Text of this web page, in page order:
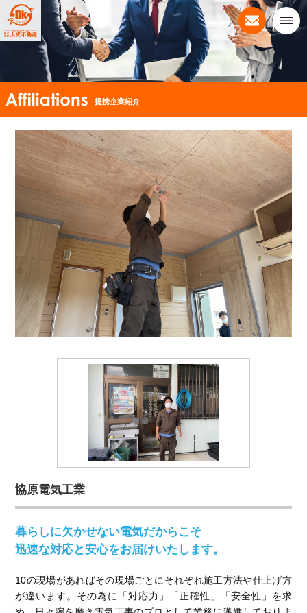
提携企業紹介
協原電気工業
暮らしに欠かせない電気だからこそ
迅速な対応と安心をお届けいたします。
10の現場があればその現場ごとにそれぞれ施工方法や仕上げ方
が違います。その為に「対応力」「正確性」「安全性」を求